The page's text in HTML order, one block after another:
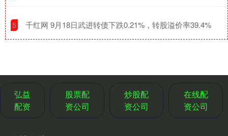
5 ​千红网 9月18日武进转债下跌0.21%，转股溢价率39.4%
弘益
配资
股票配
资公司
炒股配
资公司
在线配
资公司